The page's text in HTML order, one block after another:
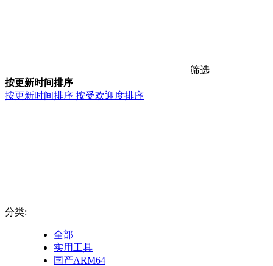
筛选
按更新时间排序
按更新时间排序 按受欢迎度排序
分类:
全部
实用工具
国产ARM64